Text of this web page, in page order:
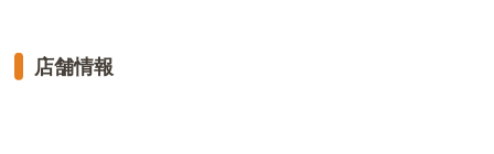
店舗情報